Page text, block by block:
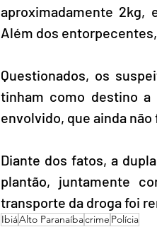
aproximadamente 2kg,
Além dos
Questionados, os
tinham como destino
envolvido, que ainda
Diante dos fatos, a
plantão, juntamente
transporte da droga foi
IbiáAlto Paranaíbacrime Polícia